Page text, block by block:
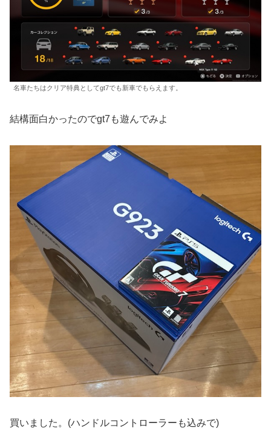
名車たちはクリア特典としてgt7でも新車でもらえます。
結構面白かったのでgt7も遊んでみよ
買いました。(ハンドルコントローラーも込みで)